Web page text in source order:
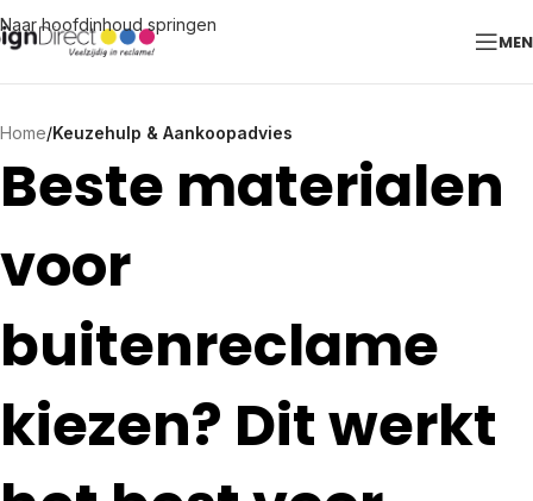
Naar hoofdinhoud springen
Home/Keuzehulp & Aankoopadvies
Beste materialen
voor
buitenreclame
kiezen? Dit werkt